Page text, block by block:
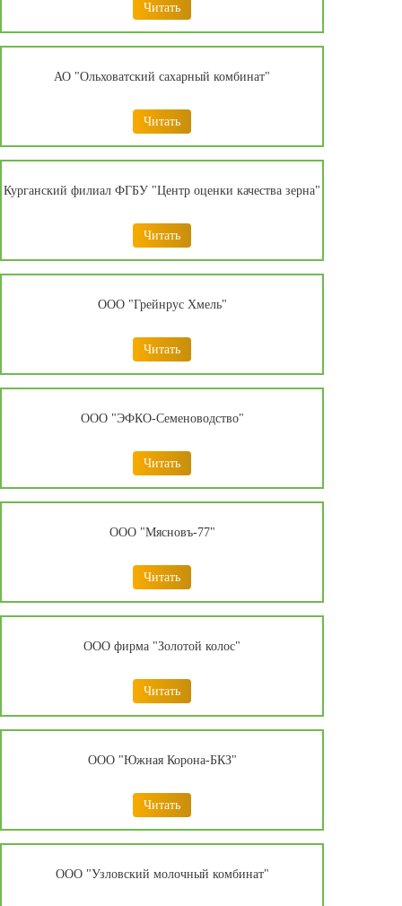
Читать
АО "Ольховатский сахарный комбинат"
Читать
Курганский филиал ФГБУ "Центр оценки качества зерна"
Читать
ООО "Грейнрус Хмель"
Читать
ООО "ЭФКО-Семеноводство"
Читать
ООО "Мясновъ-77"
Читать
ООО фирма "Золотой колос"
Читать
ООО "Южная Корона-БКЗ"
Читать
ООО "Узловский молочный комбинат"